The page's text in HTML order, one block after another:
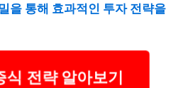
을 통해 효과적인 투자 전략을
식 전략 알아보기